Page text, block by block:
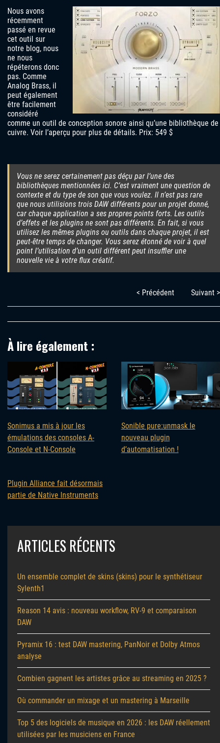
Nous avons
récemment
passé en revue
cet outil sur
notre blog, nous
ne nous
répéterons donc
pas. Comme
Analog Brass, il
peut également
être facilement
considéré
comme un outil de conception sonore ainsi qu’une bibliothèque de
cuivre. Voir l’aperçu pour plus de détails. Prix: 549 $
Vous ne serez certainement pas déçu par l’une des
bibliothèques mentionnées ici. C’est vraiment une question de
contexte et du type de son que vous voulez. Il n’est pas rare
que nous utilisions trois DAW différents pour un projet donné,
car chaque application a ses propres points forts. Les outils
d’effets et les plugins ne sont pas différents. En fait, si vous
utilisez les mêmes plugins ou outils dans chaque projet, il est
peut-être temps de changer. Vous serez étonné de voir à quel
point l’utilisation d’un outil différent peut insuffler une
nouvelle vie à votre flux créatif.
< Précédent Suivant >
À lire également :
Sonimus a mis à jour les
émulations des consoles A-
Console et N-Console
Sonible pure:unmask le
nouveau plugin
d’automatisation !
Plugin Alliance fait désormais
partie de Native Instruments
ARTICLES RÉCENTS
Un ensemble complet de skins (skins) pour le synthétiseur
Sylenth1
Reason 14 avis : nouveau workflow, RV-9 et comparaison
DAW
Pyramix 16 : test DAW mastering, PanNoir et Dolby Atmos
analyse
Combien gagnent les artistes grâce au streaming en 2025 ?
Où commander un mixage et un mastering à Marseille
Top 5 des logiciels de musique en 2026 : les DAW réellement
utilisées par les musiciens en France